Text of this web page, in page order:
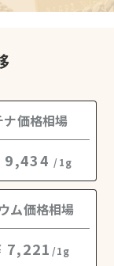
ナ価格相場
9,434 /1g
ム価格相場
7,221 /1g